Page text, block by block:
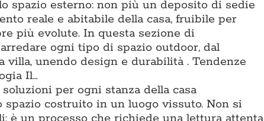
spazio esterno: non più un deposito di sedie
reale e abitabile della casa, fruibile per
più evolute. In questa sezione di
ogni tipo di spazio outdoor, dal
unendo design e durabilità . Tendenze
Il…
per ogni stanza della casa
spazio costruito in un luogo vissuto. Non si